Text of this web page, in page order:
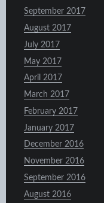
September 2017
August 2017
July 2017
May 2017
April 2017
March 2017
February 2017
January 2017
December 2016
November 2016
September 2016
August 2016